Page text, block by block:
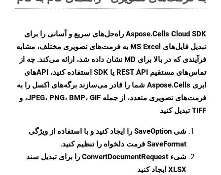
Aspose.Cells Cloud SDK راه‌حل‌های سریع و آسانی را برای
تبدیل فایل‌های MS Excel به فرمت‌های تصویری مختلف، مشابه
فرآیندی که در بالا برای MD نشان داده شد، ارائه می‌کند. چه از
تماس‌های مستقیم REST API یا SDK استفاده کنید، APIهای
ابری Aspose.Cells شما را قادر می‌سازند برگه‌های اکسل را به
فرمت‌های تصویری متعدد، از جمله JPEG، PNG، BMP، GIF، و
TIFF تبدیل کنید
شی SaveOption را ایجاد کنید و با استفاده از ویژگی
SaveFormat فرمت دلخواه را تنظیم کنید.
شیء ConvertDocumentRequest را برای تبدیل سند
XLSX ایجاد کنید